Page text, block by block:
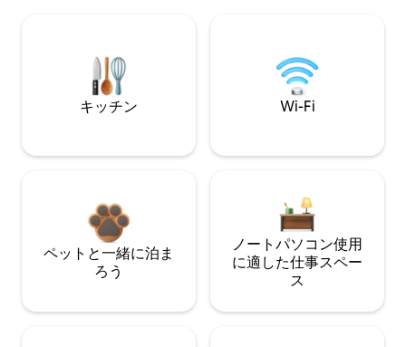
キッチン Wi-Fi
ペットと一緒に泊ま
ろう
ノートパソコン使用
に適した仕事スペー
ス